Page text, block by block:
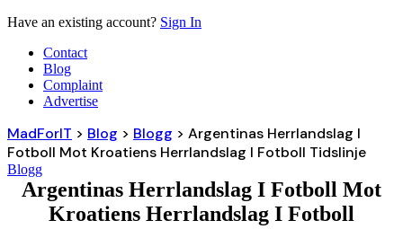
Have an existing account? Sign In
Contact
Blog
Complaint
Advertise
MadForIT > Blog > Blogg > Argentinas Herrlandslag I
Fotboll Mot Kroatiens Herrlandslag I Fotboll Tidslinje
Blogg
Argentinas Herrlandslag I Fotboll Mot
Kroatiens Herrlandslag I Fotboll